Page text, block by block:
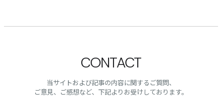
CONTACT
当サイトおよび記事の内容に関するご質問、
ご意見、ご感想など、下記よりお受けしております。